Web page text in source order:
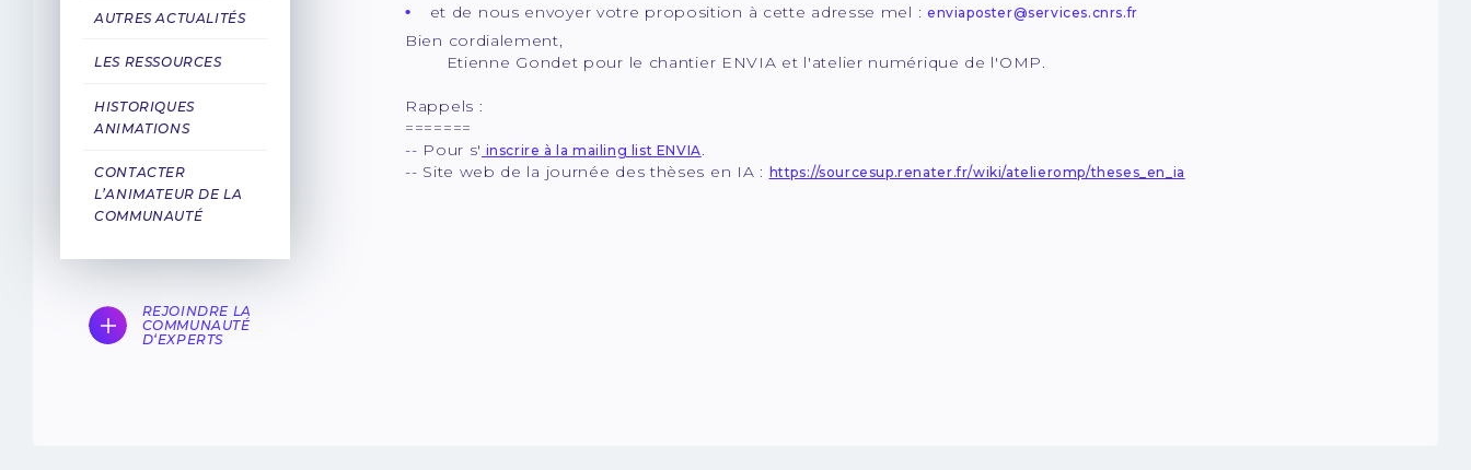
AUTRES ACTUALITÉS
LES RESSOURCES
HISTORIQUES
ANIMATIONS
CONTACTER
L’ANIMATEUR DE LA
COMMUNAUTÉ
REJOINDRE LA
COMMUNAUTÉ
D‘EXPERTS
et de nous envoyer votre proposition à cette adresse mel : enviaposter@services.cnrs.fr
Bien cordialement,
Etienne Gondet pour le chantier ENVIA et l'atelier numérique de l'OMP.
Rappels :
=======
-- Pour s' inscrire à la mailing list ENVIA.
-- Site web de la journée des thèses en IA : https://sourcesup.renater.fr/wiki/atelieromp/theses_en_ia